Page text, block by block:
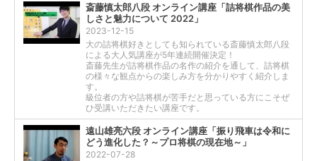
斎藤慎太郎八段 オンライン講座「詰将棋作品の美
しさと魅力について 2022」
2023-12-15
大の詰将棋好きとしても知られている斎藤慎太郎八段
による大人気講座が5年連続開催決定！
斎藤先生が詰将棋作品の名作の紹介を通して、詰将棋
の様々な観点からの楽しみ方を分かりやすく紹介しま
す。
級位者の方や詰将棋が苦手だと思っている方にこそぜ
ひ受講いただきたい講座です。
遠山雄亮六段 オンライン講座「振り飛車は令和に
どう進化した？～プロ将棋の現在地～」
2022-07-28